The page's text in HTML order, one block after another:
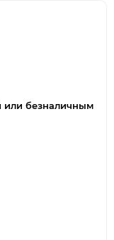
или безналичным